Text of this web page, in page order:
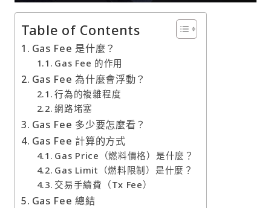
Table of Contents
Gas Fee 是什麼？
Gas Fee 的作用
Gas Fee 為什麼會浮動？
行為的複雜程度
網路堵塞
Gas Fee 多少要怎麼看？
Gas Fee 計算的方式
Gas Price（燃料價格）是什麼？
Gas Limit（燃料限制）是什麼？
交易手續費（Tx Fee）
Gas Fee 總結